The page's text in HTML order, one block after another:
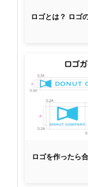
ロゴとは？ ロゴ
ロゴを作ったら